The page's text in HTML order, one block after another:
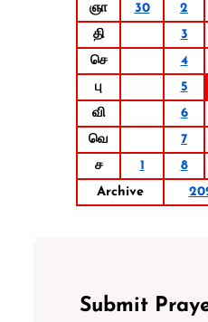
ஞா
30 2
தி
3
செ
4
பு
5
வி
6
வெ
7
ச
1 8
Archive
Submit